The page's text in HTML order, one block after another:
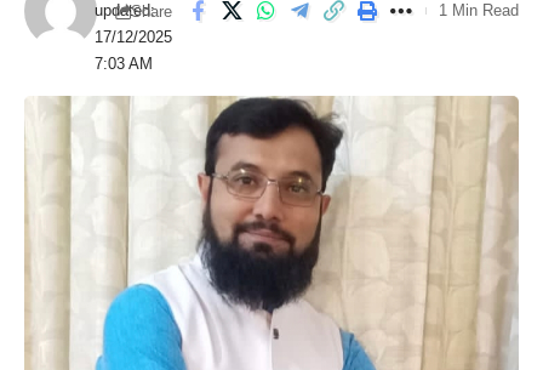
updated:
17/12/2025
7:03 AM
Share 1 Min Read